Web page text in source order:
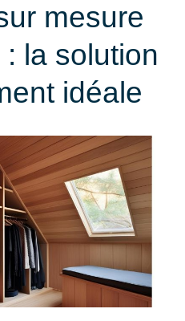
mesure
la solution
idéale